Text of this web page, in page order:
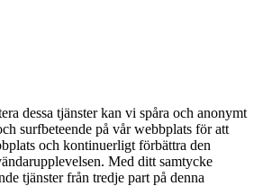
dessa tjänster kan vi spåra och anonymt
surfbeteende på vår webbplats för att
och kontinuerligt förbättra den
Med ditt samtycke
tjänster från tredje part på denna